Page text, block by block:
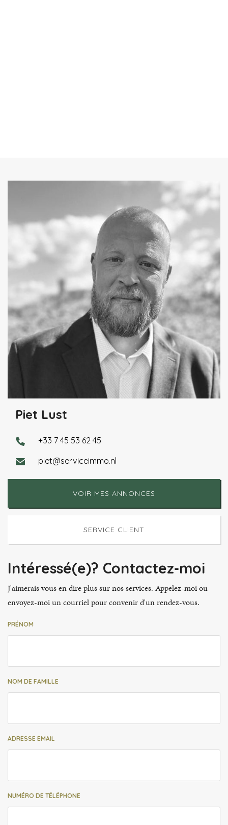
Piet Lust
+33 7 45 53 62 45
piet@serviceimmo.nl
VOIR MES ANNONCES
SERVICE CLIENT
Intéressé(e)? Contactez-moi
J'aimerais vous en dire plus sur nos services. Appelez-moi ou
envoyez-moi un courriel pour convenir d'un rendez-vous.
PRÉNOM
NOM DE FAMILLE
ADRESSE EMAIL
NUMÉRO DE TÉLÉPHONE